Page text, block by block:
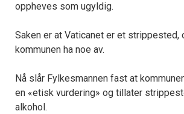
oppheves som ugyldig.
Saken er at Vaticanet er et strippested,
kommunen ha noe av.
Nå slår Fylkesmannen fast at
en «etisk vurdering» og tillater
alkohol.